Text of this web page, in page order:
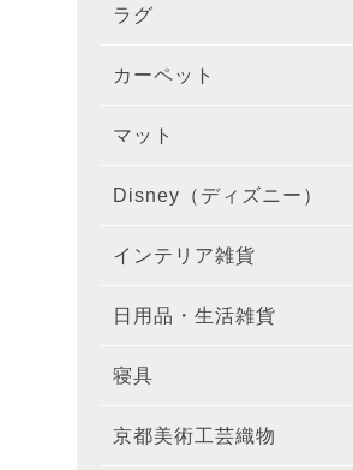
ラグ
カーペット
マット
Disney（ディズニー）
インテリア雑貨
日用品・生活雑貨
寝具
京都美術工芸織物